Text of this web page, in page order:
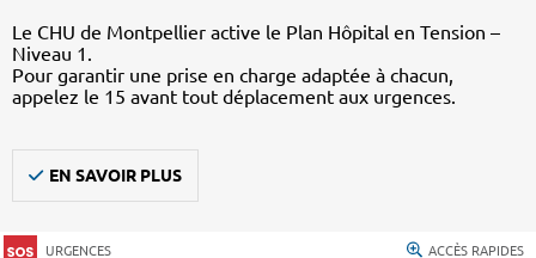
Le CHU de Montpellier active le Plan Hôpital en Tension –
Niveau 1.
Pour garantir une prise en charge adaptée à chacun,
appelez le 15 avant tout déplacement aux urgences.
EN SAVOIR PLUS
URGENCES ACCÈS RAPIDES